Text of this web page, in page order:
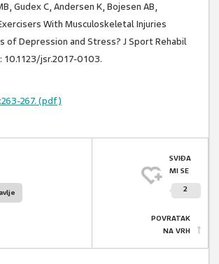
Gudex C, Andersen K, Bojesen AB,
With Musculoskeletal Injuries
of Depression and Stress? J Sport Rehabil
10.1123/jsr.2017-0103.
267. (pdf)
SVIĐA
MI SE
2
POVRATAK
NA VRH